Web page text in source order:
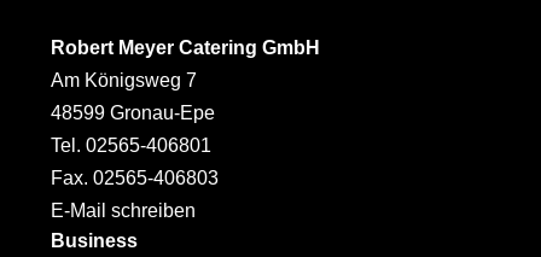
Robert Meyer Catering GmbH
Am Königsweg 7
48599 Gronau-Epe
Tel. 02565-406801
Fax. 02565-406803
E-Mail schreiben
Business